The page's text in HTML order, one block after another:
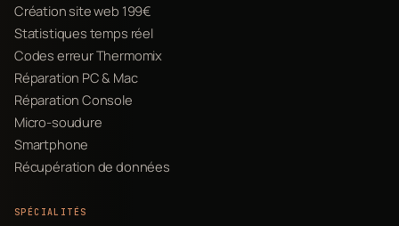
Création site web 199€
Statistiques temps réel
Codes erreur Thermomix
Réparation PC & Mac
Réparation Console
Micro-soudure
Smartphone
Récupération de données
SPÉCIALITÉS